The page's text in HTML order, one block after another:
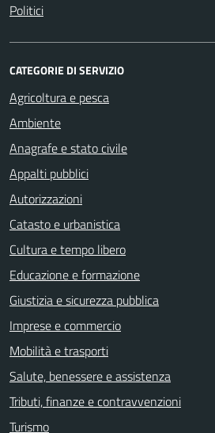
Politici
CATEGORIE DI SERVIZIO
Agricoltura e pesca
Ambiente
Anagrafe e stato civile
Appalti pubblici
Autorizzazioni
Catasto e urbanistica
Cultura e tempo libero
Educazione e formazione
Giustizia e sicurezza pubblica
Imprese e commercio
Mobilità e trasporti
Salute, benessere e assistenza
Tributi, finanze e contravvenzioni
Turismo